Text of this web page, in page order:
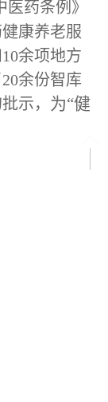
药条例》
康养老服
余项地方
余份智库
示， 为“健